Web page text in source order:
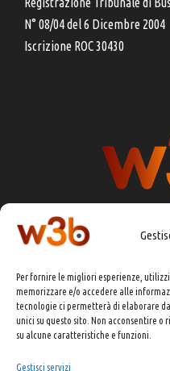
Per fornire le migliori esperienze,
memorizzare e/o accedere alle
tecnologie ci permetterà di elaborare
unici su questo sito. Non acconsentire
su alcune caratteristiche e funzioni.
Gestisci servizi
N° 08/04 del 6 Dicembre 2004
Iscrizione ROC 30430
DIRETTORE RESPONSABILE:
REDAZIONE & GRAFICA:
EDITORE:EOIPSO.IT
CONTATTI: